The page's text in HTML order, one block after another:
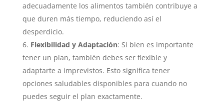
adecuadamente los alimentos también contribuye a
que duren más tiempo, reduciendo así el
desperdicio.
Flexibilidad y Adaptación: Si bien es importante
tener un plan, también debes ser flexible y
adaptarte a imprevistos. Esto significa tener
opciones saludables disponibles para cuando no
puedes seguir el plan exactamente.